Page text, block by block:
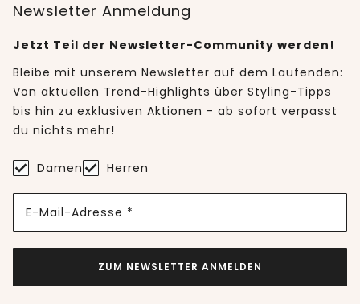
Newsletter Anmeldung
Jetzt Teil der Newsletter-Community werden!
Bleibe mit unserem Newsletter auf dem Laufenden:
Von aktuellen Trend-Highlights über Styling-Tipps
bis hin zu exklusiven Aktionen - ab sofort verpasst
du nichts mehr!
Damen Herren
E-Mail-Adresse *
ZUM NEWSLETTER ANMELDEN